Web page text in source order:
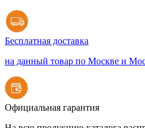
Бесплатная доставка
на данный товар по Москве и
Официальная гарантия